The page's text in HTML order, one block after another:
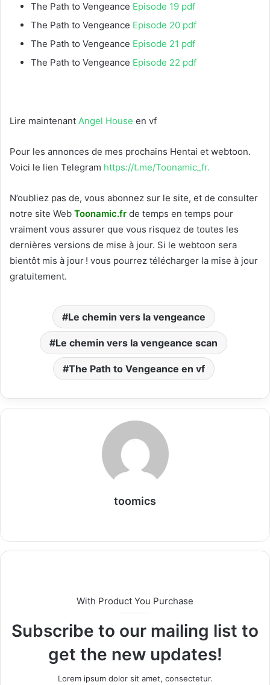
The Path to Vengeance Episode 19 pdf
The Path to Vengeance Episode 20 pdf
The Path to Vengeance Episode 21 pdf
The Path to Vengeance Episode 22 pdf
Lire maintenant Angel House en vf
Pour les annonces de mes prochains Hentai et webtoon.
Voici le lien Telegram https://t.me/Toonamic_fr.
N’oubliez pas de, vous abonnez sur le site, et de consulter
notre site Web Toonamic.fr de temps en temps pour
vraiment vous assurer que vous risquez de toutes les
dernières versions de mise à jour. Si le webtoon sera
bientôt mis à jour ! vous pourrez télécharger la mise à jour
gratuitement.
Le chemin vers la vengeance
Le chemin vers la vengeance scan
The Path to Vengeance en vf
toomics
b
e
With Product You Purchase
Subscribe to our mailing list to
get the new updates!
Lorem ipsum dolor sit amet, consectetur.